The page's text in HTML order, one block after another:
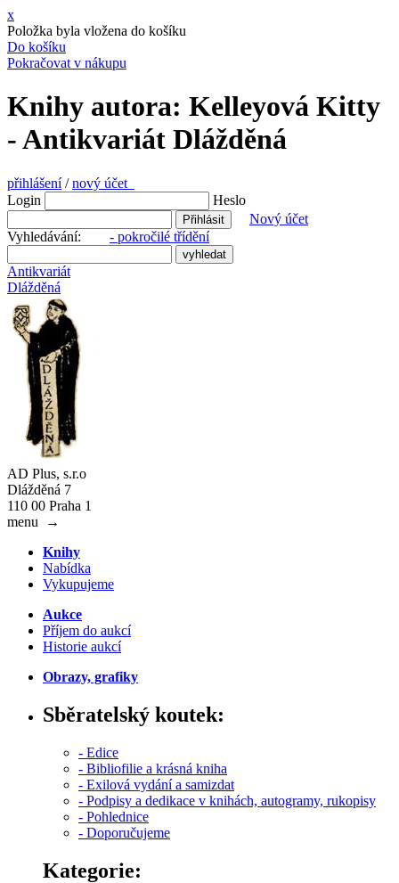
x
Položka byla vložena do košíku
Do košíku
Pokračovat v nákupu
Knihy autora: Kelleyová Kitty
- Antikvariát Dlážděná
přihlášení/nový účet
Login
Heslo
Nový účet
Vyhledávání: - pokročilé třídění
Antikvariát
Dlážděná
AD Plus, s.r.o
Dlážděná 7
110 00 Praha 1
menu
→
Knihy
Nabídka
Vykupujeme
Aukce
Příjem do aukcí
Historie aukcí
Obrazy, grafiky
Sběratelský koutek:
- Edice
- Bibliofilie a krásná kniha
- Exilová vydání a samizdat
- Podpisy a dedikace v knihách, autogramy, rukopisy
- Pohlednice
- Doporučujeme
Kategorie: